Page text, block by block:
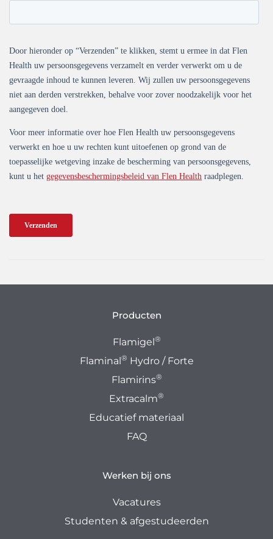
Producten
Flamigel ®
Flaminal ® Hydro / Forte
Flamirins®
Extracalm®
Educatief materiaal
FAQ
Werken bij ons
Vacatures
Studenten & afgestudeerden